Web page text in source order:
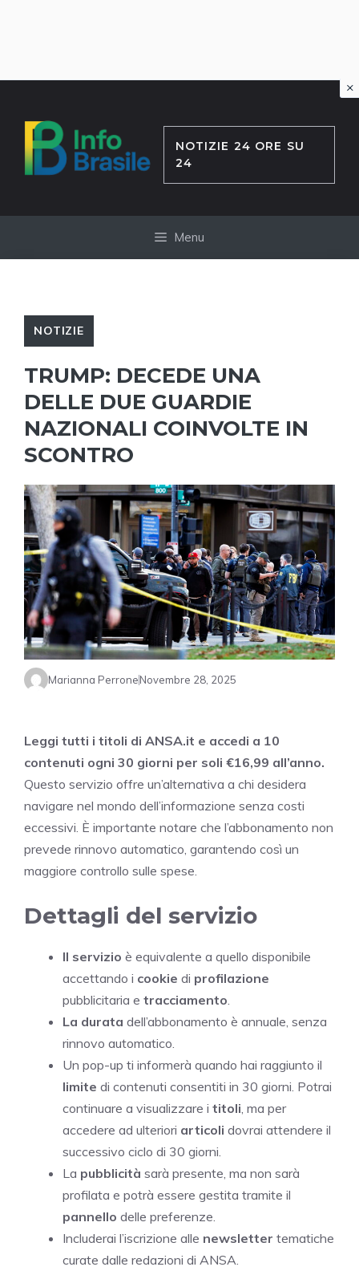
contenuto
NOTIZIE 24 ORE SU
24
Menu
NOTIZIE
TRUMP: DECEDE UNA
DELLE DUE GUARDIE
NAZIONALI COINVOLTE IN
SCONTRO
Marianna PerroneNovembre 28, 2025
Leggi tutti i titoli di ANSA.it e accedi a 10
contenuti ogni 30 giorni per soli €16,99 all’anno.
Questo servizio offre un’alternativa a chi desidera
navigare nel mondo dell’informazione senza costi
eccessivi. È importante notare che l’abbonamento non
prevede rinnovo automatico, garantendo così un
maggiore controllo sulle spese.
Dettagli del servizio
Il servizio è equivalente a quello disponibile
accettando i cookie di profilazione
pubblicitaria e tracciamento.
La durata dell’abbonamento è annuale, senza
rinnovo automatico.
Un pop-up ti informerà quando hai raggiunto il
limite di contenuti consentiti in 30 giorni. Potrai
continuare a visualizzare i titoli, ma per
accedere ad ulteriori articoli dovrai attendere il
successivo ciclo di 30 giorni.
La pubblicità sarà presente, ma non sarà
profilata e potrà essere gestita tramite il
pannello delle preferenze.
Includerai l’iscrizione alle newsletter tematiche
curate dalle redazioni di ANSA.
×